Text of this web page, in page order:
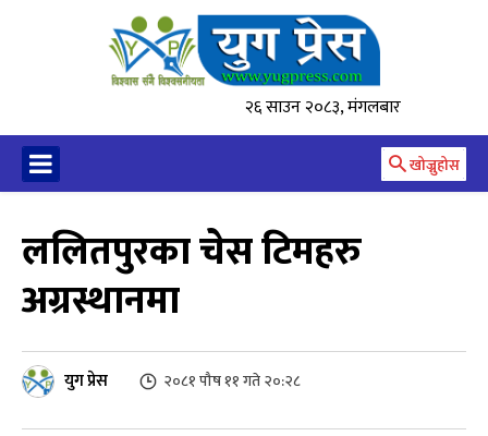
२६ साउन २०८३, मंगलबार
खोज्नुहोस
ललितपुरका चेस टिमहरु
अग्रस्थानमा
युग प्रेस २०८१ पौष ११ गते २०:२८